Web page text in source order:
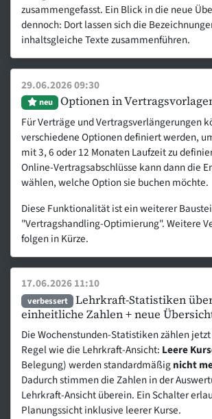
zusammengefasst. Ein Blick in die neue
dennoch: Dort lassen sich die
inhaltsgleiche Texte zusammenführen.
29.06.2026 09:30
neu Optionen in
Für Verträge und Vertragsverlängerungen
verschiedene Optionen definiert werden,
mit 3, 6 oder 12 Monaten Laufzeit zu
Online-Vertragsabschlüsse kann dann die
wählen, welche Option sie buchen möchte.
Diese Funktionalität ist ein weiterer
"Vertragshandling-Optimierung". Weitere
folgen in Kürze.
17.06.2026 11:10
verbessert
Lehrkraft-Statistiken
einheitliche Zahlen + neue
Die Wochenstunden-Statistiken zählen
Regel wie die Lehrkraft-Ansicht: Leere
Belegung) werden standardmäßignicht
Dadurch stimmen die Zahlen in der
Lehrkraft-Ansicht überein. Ein Schalter
Planungssicht inklusive leerer Kurse.